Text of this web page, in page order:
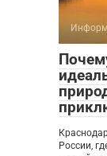
России,